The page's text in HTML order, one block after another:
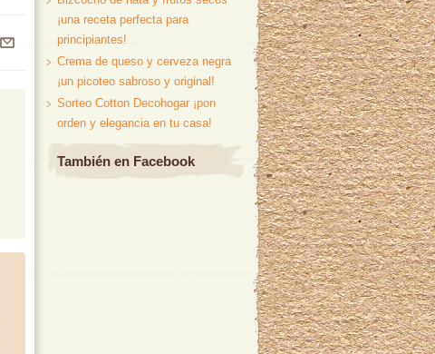
¡una receta perfecta para
principiantes!
Crema de queso y cerveza negra
¡un picoteo sabroso y original!
Sorteo Cotton Decohogar ¡pon
orden y elegancia en tu casa!
También en Facebook